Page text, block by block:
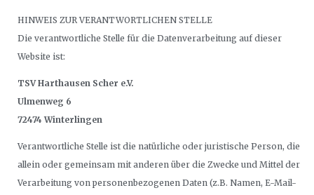
HINWEIS ZUR VERANTWORTLICHEN STELLE
Die verantwortliche Stelle für die Datenverarbeitung auf dieser
Website ist:
TSV Harthausen Scher e.V.
Ulmenweg 6
72474 Winterlingen
Verantwortliche Stelle ist die natürliche oder juristische Person, die
allein oder gemeinsam mit anderen über die Zwecke und Mittel der
Verarbeitung von personenbezogenen Daten (z.B. Namen, E-Mail-